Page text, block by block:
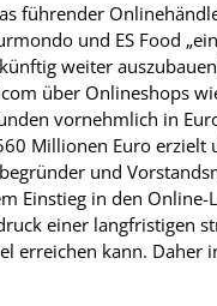
führender
und ES Food
weiter
über Onlineshops
vornehmlich in
Millionen Euro erzielt
und
Einstieg in den
einer langfristigen
erreichen kann.